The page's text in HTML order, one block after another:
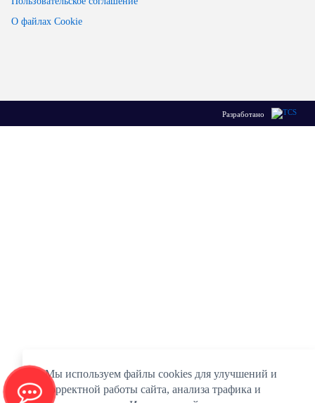
О файлах Cookie
Мы используем файлы cookies для улучшений и
корректной работы сайта, анализа трафика и
Разработано